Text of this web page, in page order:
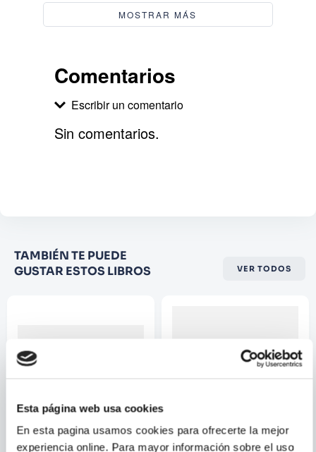
Esta página web usa cookies
En esta pagina usamos cookies para ofrecerte la mejor
experiencia online. Para mayor información sobre el uso
to write a journalistic profile of “La Leo.” In
flight from problems of his own, he struggles
chronicle Peru’s violent history. Is the real Leo
conspirator or naïve puppet? Inspired by the
American activist Lori Berenson, Andrew
MOSTRAR MÁS
Comentarios
Escribir un comentario
Califique el producto de 1 a 5
estrellas
Sin comentarios.
TAMBIÉN TE PUEDE
GUSTAR ESTOS LIBROS
VER TODOS